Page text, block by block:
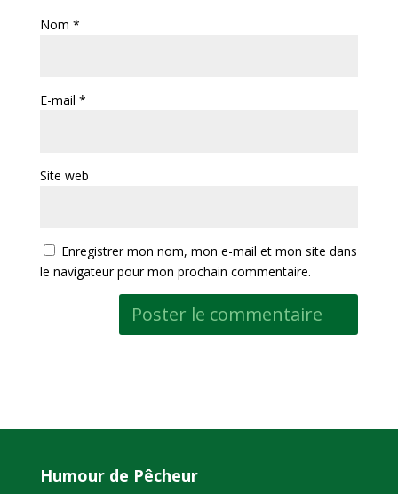
Nom *
E-mail *
Site web
Enregistrer mon nom, mon e-mail et mon site dans
le navigateur pour mon prochain commentaire.
Humour de Pêcheur